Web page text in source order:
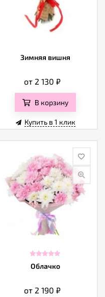
Зимняя вишня
от 2 130₽
В корзину
Купить в 1 клик
Облачко
от 2 190₽